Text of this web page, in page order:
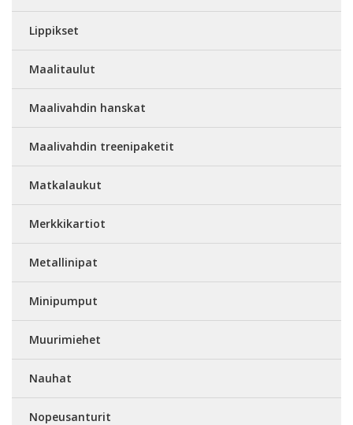
Lippikset
Maalitaulut
Maalivahdin hanskat
Maalivahdin treenipaketit
Matkalaukut
Merkkikartiot
Metallinipat
Minipumput
Muurimiehet
Nauhat
Nopeusanturit